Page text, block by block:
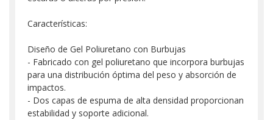
Características:
Diseño de Gel Poliuretano con Burbujas
- Fabricado con gel poliuretano que incorpora burbujas
para una distribución óptima del peso y absorción de
impactos.
- Dos capas de espuma de alta densidad proporcionan
estabilidad y soporte adicional.